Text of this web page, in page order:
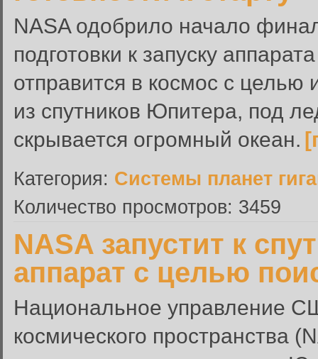
NASA одобрило начало
подготовки к запуску
отправится в космос с
из спутников Юпитера, под
скрывается огромный океан.
Категория: Системы планет
Количество просмотров: 3459
NASA запустит к
аппарат с целью
Национальное управление
космического пространства